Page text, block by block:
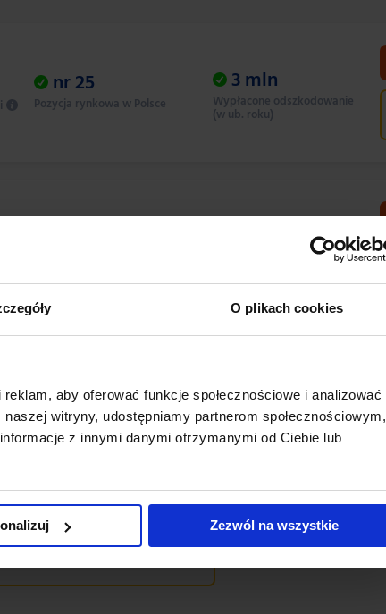
O plikach cookies
aby oferować funkcje społecznościowe i analizować
witryny, udostępniamy partnerom społecznościowym,
z innymi danymi otrzymanymi od Ciebie lub
Zezwól na wszystkie
nr25
Pozycja rynkowa w Polsce
3mln
Wypłacone odszkodowanie
(w ub. roku)
Wypłacone odszkodowanie
nr4
Pozycja rynkowa w Polsce
1210mln
Wypłacone odszkodowanie
(w ub. roku)